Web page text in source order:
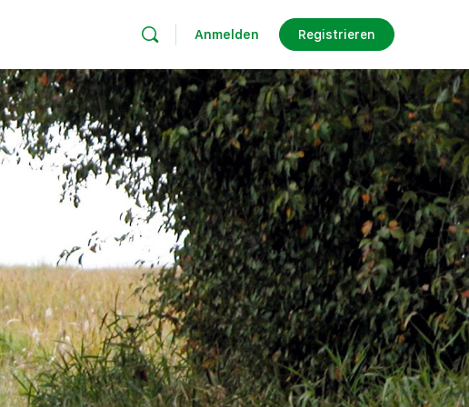
Anmelden Registrieren